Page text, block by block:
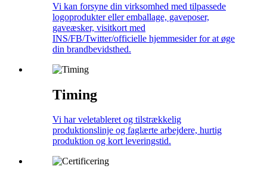
Vi kan forsyne din virksomhed med tilpassede
logoprodukter eller emballage, gaveposer,
gaveæsker, visitkort med
INS/FB/Twitter/officielle hjemmesider for at øge
din brandbevidsthed.
Timing
Vi har veletableret og tilstrækkelig
produktionslinje og faglærte arbejdere, hurtig
produktion og kort leveringstid.